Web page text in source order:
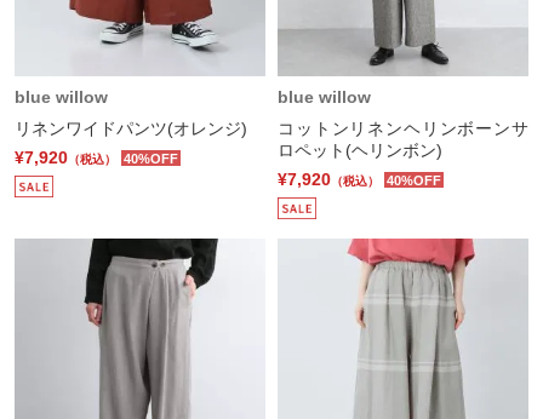
blue willow
リネンワイドパンツ(オレンジ)
¥7,920 （税込） 40%OFF
blue willow
コットンリネンヘリンボーンサ
ロペット(ヘリンボン)
¥7,920 （税込） 40%OFF